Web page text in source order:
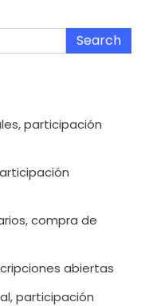
participación
compra de
abiertas
participación